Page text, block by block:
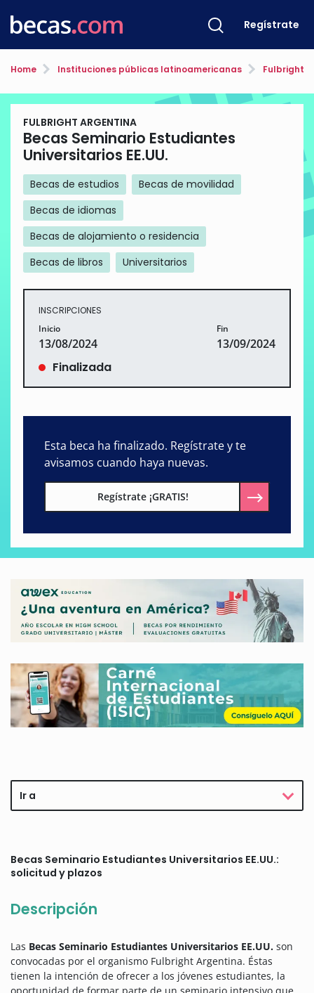
Regístrate
Home Instituciones públicas latinoamericanas Fulbright
FULBRIGHT ARGENTINA
Becas Seminario Estudiantes
Universitarios EE.UU.
Becas de estudios
Becas de movilidad
Becas de idiomas
Becas de alojamiento o residencia
Becas de libros
Universitarios
INSCRIPCIONES
Inicio
13/08/2024
Fin
13/09/2024
Finalizada
Esta beca ha finalizado. Regístrate y te
avisamos cuando haya nuevas.
Regístrate ¡GRATIS!
Ir a
Becas Seminario Estudiantes Universitarios EE.UU.:
solicitud y plazos
Descripción
Las Becas Seminario Estudiantes Universitarios EE.UU. son
convocadas por el organismo Fulbright Argentina. Éstas
tienen la intención de ofrecer a los jóvenes estudiantes, la